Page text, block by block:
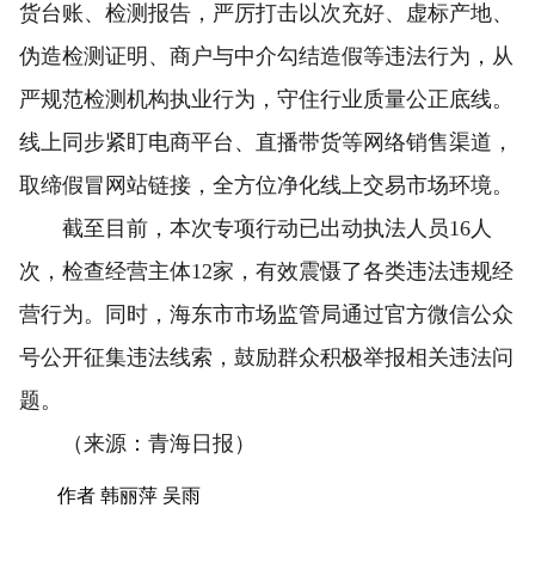
货台账、检测报告，严厉打击以次充好、虚标产地、
伪造检测证明、商户与中介勾结造假等违法行为，从
严规范检测机构执业行为，守住行业质量公正底线。
线上同步紧盯电商平台、直播带货等网络销售渠道，
取缔假冒网站链接，全方位净化线上交易市场环境。
截至目前，本次专项行动已出动执法人员16人
次，检查经营主体12家，有效震慑了各类违法违规经
营行为。同时，海东市市场监管局通过官方微信公众
号公开征集违法线索，鼓励群众积极举报相关违法问
题。
（来源：青海日报）
作者 韩丽萍 吴雨